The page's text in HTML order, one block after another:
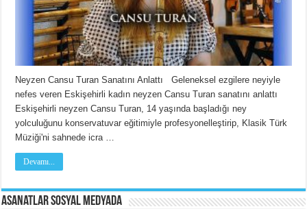
Neyzen Cansu Turan Sanatını Anlattı Geleneksel ezgilere neyiyle
nefes veren Eskişehirli kadın neyzen Cansu Turan sanatını anlattı
Eskişehirli neyzen Cansu Turan, 14 yaşında başladığı ney
yolculuğunu konservatuvar eğitimiyle profesyonelleştirip, Klasik Türk
Müziği'ni sahnede icra …
Devamı...
Asanatlar Sosyal Medyada